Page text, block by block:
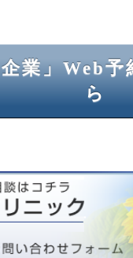
業」Web予
ら